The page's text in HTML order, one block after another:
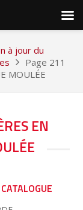
à jour du
Page 211
MOULÉE
EN